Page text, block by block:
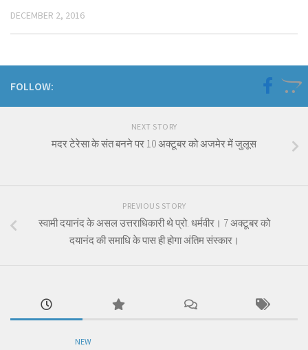
DECEMBER 2, 2016
FOLLOW:
NEXT STORY
मदर टेरेसा के संत बनने पर 10 अक्टूबर को अजमेर में जुलूस
PREVIOUS STORY
स्वामी दयानंद के असल उत्तराधिकारी थे प्रो. धर्मवीर। 7 अक्टूबर को
दयानंद की समाधि के पास ही होगा अंतिम संस्कार।
NEW